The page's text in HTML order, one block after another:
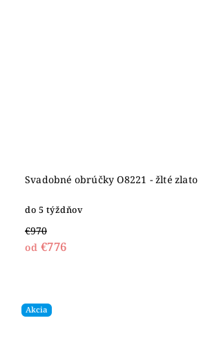
Svadobné obrúčky O8221 - žlté zlato
do 5 týždňov
€970
od €776
Akcia